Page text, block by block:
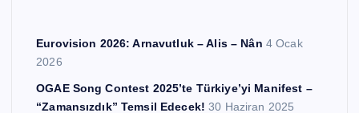
Eurovision 2026: Arnavutluk – Alis – Nân 4 Ocak
2026
OGAE Song Contest 2025’te Türkiye’yi Manifest –
“Zamansızdık” Temsil Edecek! 30 Haziran 2025